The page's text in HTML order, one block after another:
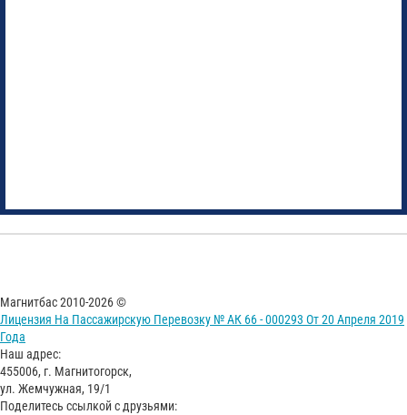
Магнитбас 2010-2026 ©
Лицензия На Пассажирскую Перевозку № АК 66 - 000293 От 20 Апреля 2019
Года
Наш адрес:
455006, г. Магнитогорск,
ул. Жемчужная, 19/1
Поделитесь ссылкой с друзьями: